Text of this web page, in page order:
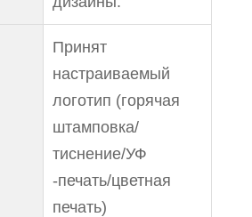
Принят
настраиваемый
логотип (горячая
штамповка/
тиснение/УФ
-печать/цветная
печать)